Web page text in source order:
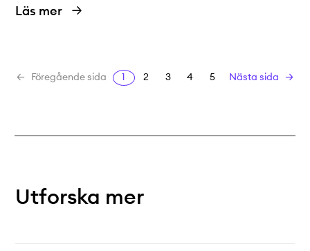
Läs mer
Föregående sida 1 2 3 4 5 Nästa sida
Utforska mer